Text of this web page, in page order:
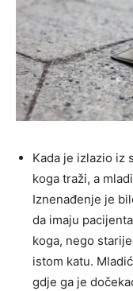
Kada je izlazio iz
koga traži, a
Iznenađenje je
da imaju
koga, nego
istom katu.
gdje ga je